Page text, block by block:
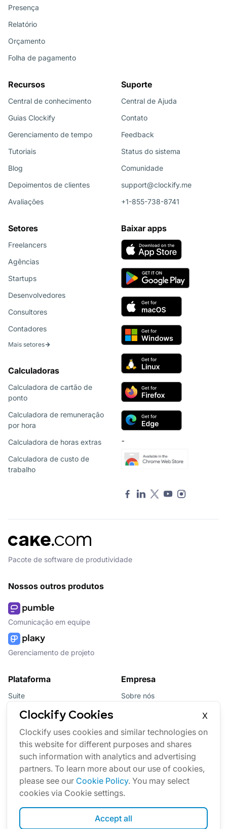
Presença
Relatório
Orçamento
Folha de pagamento
Recursos
Central de conhecimento
Guias Clockify
Gerenciamento de tempo
Tutoriais
Blog
Depoimentos de clientes
Avaliações
Setores
Freelancers
Agências
Startups
Desenvolvedores
Consultores
Contadores
Mais setores
Calculadoras
Calculadora de cartão de
ponto
Calculadora de remuneração
por hora
Calculadora de horas extras
Calculadora de custo de
trabalho
Suporte
Central de Ajuda
Contato
Feedback
Status do sistema
Comunidade
support@clockify.me
+1-855-738-8741
Baixar apps
¯
Pacote de software de produtividade
Nossos outros produtos
Comunicação em equipe
Gerenciamento de projeto
Plataforma
Suite
Pacote
Updates
Marketplace
Empresa
Sobre nós
Marca
Clockify Cookies
X
Clockify uses cookies and similar technologies on
this website for different purposes and shares
such information with analytics and advertising
partners. To learn more about our use of cookies,
please see our Cookie Policy. You may select
cookies via Cookie settings.
Accept all